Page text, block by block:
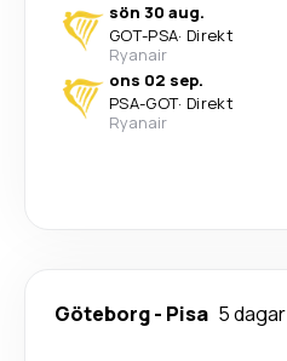
sön 30 aug.
GOT-PSA· Direkt
Ryanair
ons 02 sep.
PSA-GOT· Direkt
Ryanair
Göteborg- Pisa 5 dagar